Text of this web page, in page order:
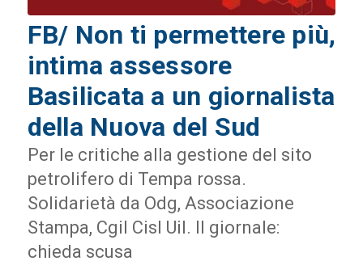
FB/ Non ti permettere più,
intima assessore
Basilicata a un giornalista
della Nuova del Sud
Per le critiche alla gestione del sito
petrolifero di Tempa rossa.
Solidarietà da Odg, Associazione
Stampa, Cgil Cisl Uil. Il giornale:
chieda scusa